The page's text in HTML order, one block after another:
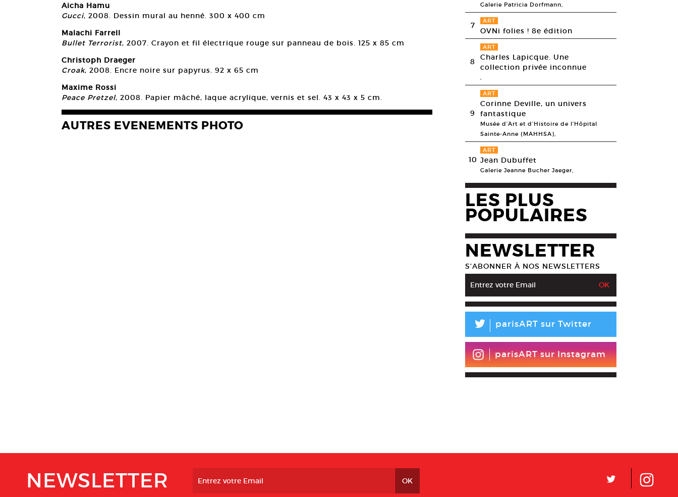
Aicha Hamu
Gucci, 2008. Dessin mural au henné. 300 x 400 cm
Malachi Farrell
Bullet Terrorist, 2007. Crayon et fil électrique rouge sur panneau de bois. 125 x 85 cm
Christoph Draeger
Croak, 2008. Encre noire sur papyrus. 92 x 65 cm
Maxime Rossi
Peace Pretzel, 2008. Papier mâché, laque acrylique, vernis et sel. 43 x 43 x 5 cm.
AUTRES EVENEMENTS PHOTO
Galerie Patricia Dorfmann,
7 ART
OVNi folies ! 8e édition
8
ART
Charles Lapicque. Une
collection privée inconnue
,
9
ART
Corinne Deville, un univers
fantastique
Musée d’Art et d’Histoire de l’Hôpital
Sainte-Anne (MAHHSA),
10
ART
Jean Dubuffet
Galerie Jeanne Bucher Jaeger,
LES PLUS
POPULAIRES
NEWSLETTER
S’ABONNER À NOS NEWSLETTERS
L parisART sur Twitter
parisART sur Instagram
NEWSLETTER L